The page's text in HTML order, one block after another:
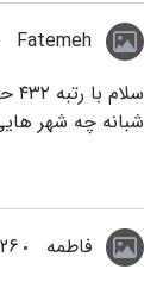
Fatemeh
شبانه چه شهر
فاطمه
26 خرداد 1398